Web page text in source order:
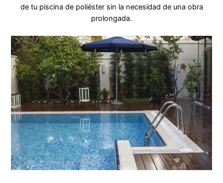
de tu piscina de poliéster sin la necesidad de una obra
prolongada.